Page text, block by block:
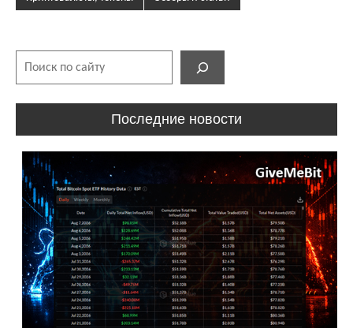
Последние новости